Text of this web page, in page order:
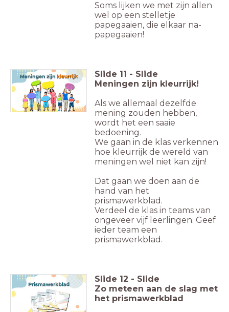
Soms lijken we met zijn allen
wel op een stelletje
papegaaien, die elkaar na-
papegaaien!
Slide 11 - Slide
Meningen zijn kleurrijk!
Als we allemaal dezelfde
mening zouden hebben,
wordt het een saaie
bedoening.
We gaan in de klas verkennen
hoe kleurrijk de wereld van
meningen wel niet kan zijn!
Dat gaan we doen aan de
hand van het
prismawerkblad.
Verdeel de klas in teams van
ongeveer vijf leerlingen. Geef
ieder team een
prismawerkblad.
Slide 12 - Slide
Zo meteen aan de slag met
het prismawerkblad